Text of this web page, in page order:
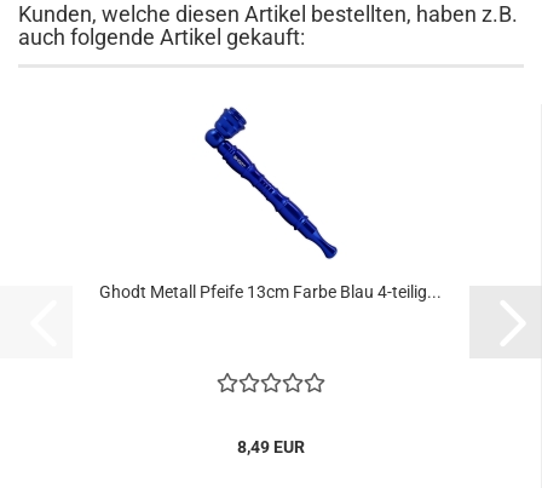
Kunden, welche diesen Artikel bestellten, haben z.B.
auch folgende Artikel gekauft:
Ghodt Metall Pfeife 13cm Farbe Blau 4-teilig...
8,49 EUR